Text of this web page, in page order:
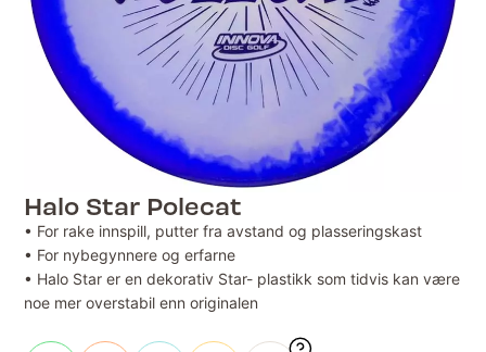
Halo Star Polecat
• For rake innspill, putter fra avstand og plasseringskast
• For nybegynnere og erfarne
• Halo Star er en dekorativ Star- plastikk som tidvis kan være
noe mer overstabil enn originalen